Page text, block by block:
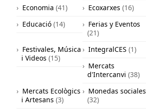
Economia (41) Ecoxarxes (16)
Educació (14)
Ferias y Eventos
(21)
Festivales, Música
i Videos (15)
IntegralCES (1)
Mercats
d'Intercanvi (38)
Mercats Ecològics
i Artesans (3)
Monedas sociales
(32)